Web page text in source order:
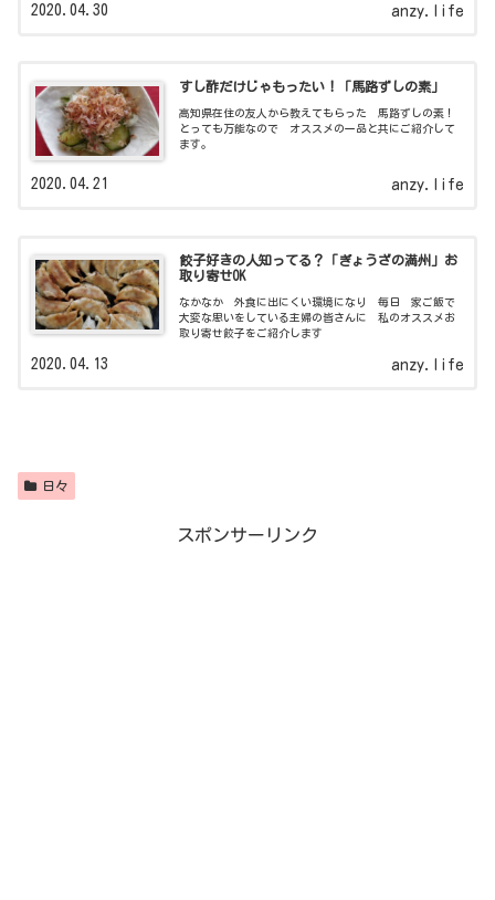
anzy.life
2020.04.30
すし酢だけじゃもったい！「馬路ずしの素」
高知県在住の友人から教えてもらった 馬路ずしの素！
とっても万能なので オススメの一品と共にご紹介して
ます。
anzy.life
2020.04.21
餃子好きの人知ってる？「ぎょうざの満州」お
取り寄せOK
なかなか 外食に出にくい環境になり 毎日 家ご飯で
大変な思いをしている主婦の皆さんに 私のオススメお
取り寄せ餃子をご紹介します
anzy.life
2020.04.13
日々
スポンサーリンク